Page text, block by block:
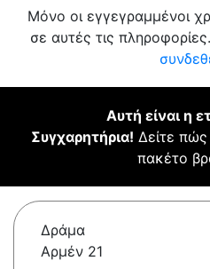
Μόνο οι εγγεγραμμένοι
σε αυτές τις πληροφορίες.
Αυτή είναι η
Συγχαρητήρια! Δείτε
πακέτο
Δράμα
Αρμέν 21